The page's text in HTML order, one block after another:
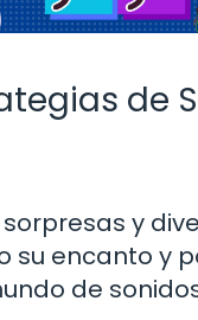
de
y
su encanto y
de